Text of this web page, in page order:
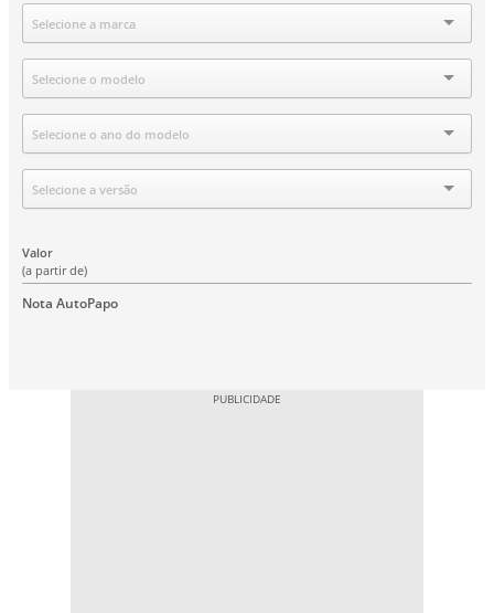
Marca
Selecione a marca
Modelo
Selecione o modelo
Ano
Selecione o ano do modelo
Versão
Selecione a versão
Valor
(a partir de)
Nota AutoPapo